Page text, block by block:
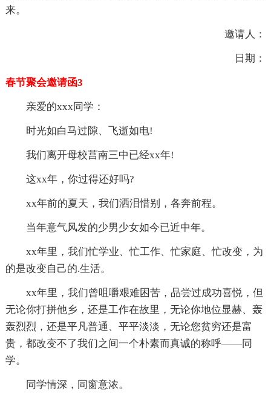
来。
邀请人：
日期：
春节聚会邀请函3
亲爱的xxx同学：
时光如白马过隙、飞逝如电!
我们离开母校莒南三中已经xx年!
这xx年，你过得还好吗?
xx年前的夏天，我们洒泪惜别，各奔前程。
当年意气风发的少男少女如今已近中年。
xx年里，我们忙学业、忙工作、忙家庭、忙改变，为
的是改变自己的.生活。
xx年里，我们曾咀嚼艰难困苦，品尝过成功喜悦，但
无论你打拼他乡，还是工作在故里，无论你地位显赫、轰
轰烈烈，还是平凡普通、平平淡淡，无论您贫穷还是富
贵，都改变不了我们之间一个朴素而真诚的称呼――同
学。
同学情深，同窗意浓。